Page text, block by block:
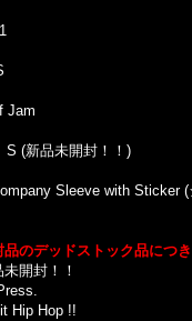
Jam
S (新品未開封！！)
Sleeve with Sticker
のデッドストック品につ
開封！！
Hip Hop !!